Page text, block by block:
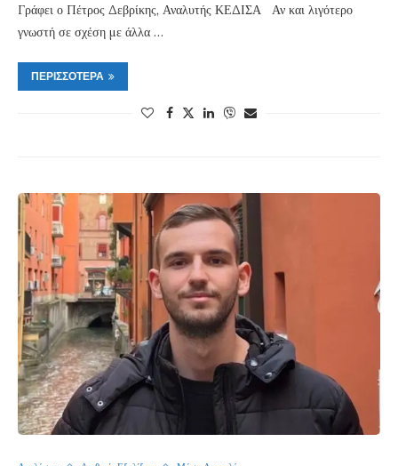
Γράφει ο Πέτρος Δεβρίκης, Αναλυτής ΚΕΔΙΣΑ Αν και λιγότερο
γνωστή σε σχέση με άλλα …
ΠΕΡΙΣΣΌΤΕΡΑ